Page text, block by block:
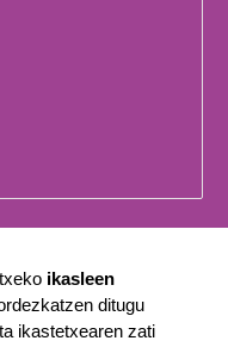
ikasleen
ditugu
ikastetxearen zati